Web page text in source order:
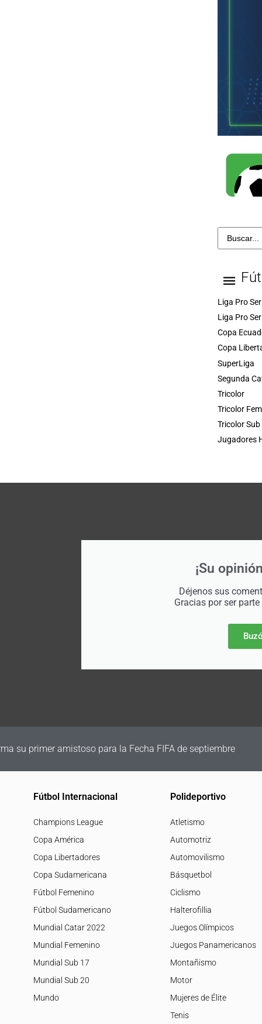
Liga Pro
Liga Pro
Copa
Copa
SuperLiga
Segunda
Tricolor
Tricolor
Tricolor Sub
Jugadores
¡Su
Déjenos sus
Gracias por ser
su primer amistoso para la Fecha FIFA de septiembre
Fútbol Internacional
Champions League
Copa América
Copa Libertadores
Copa Sudamericana
Fútbol Femenino
Fútbol Sudamericano
Mundial Catar 2022
Mundial Femenino
Mundial Sub 17
Mundial Sub 20
Mundo
Polideportivo
Atletismo
Automotriz
Automovilismo
Básquetbol
Ciclismo
Halterofillia
Juegos Olímpicos
Juegos Panamericanos
Montañismo
Motor
Mujeres de Élite
Tenis